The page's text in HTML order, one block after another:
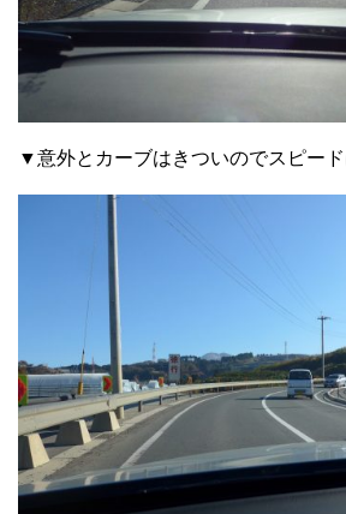
▼意外とカーブはきついのでスピード